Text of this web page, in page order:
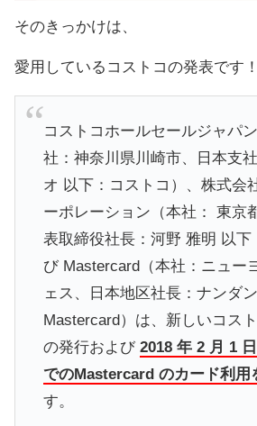
そのきっかけは、
愛用しているコストコの発表です！
コストコホールセールジャパ
社：神奈川県川崎市、日本支
オ 以下：コストコ）、株式会
ーポレーション（本社： 東京
表取締役社長：河野 雅明 以下
び Mastercard（本社：ニュー
ェス、日本地区社長：ナンダ
Mastercard）は、新しいコス
の発行および 2018 年 2 月 1
でのMastercard のカード利用
す。